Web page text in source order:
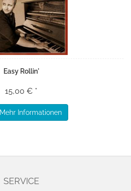
Easy Rollin'
15,00 € *
Mehr Informationen
SERVICE